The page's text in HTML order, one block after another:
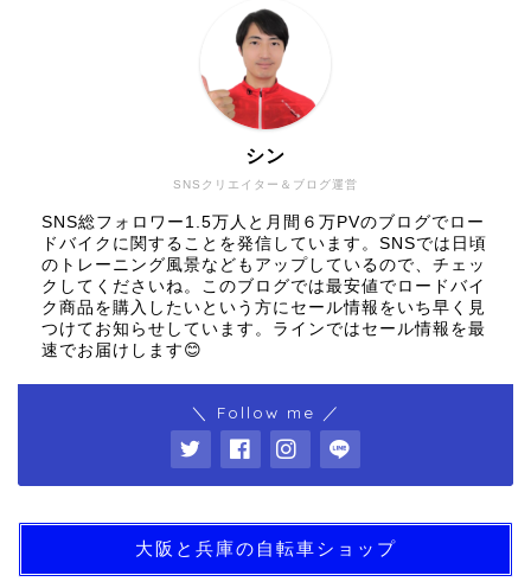
SNSクリエイター＆ブログ運営
シン
SNS総フォロワー1.5万人と月間６万PVのブログでロー
ドバイクに関することを発信しています。SNSでは日頃
のトレーニング風景などもアップしているので、チェッ
クしてくださいね。このブログでは最安値でロードバイ
ク商品を購入したいという方にセール情報をいち早く見
つけてお知らせしています。ラインではセール情報を最
速でお届けします😊
＼ Follow me ／
大阪と兵庫の自転車ショップ